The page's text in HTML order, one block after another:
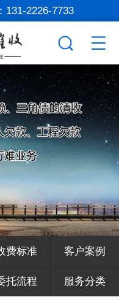
131-2226-7733
费标准 客户案例
托流程 服务分类